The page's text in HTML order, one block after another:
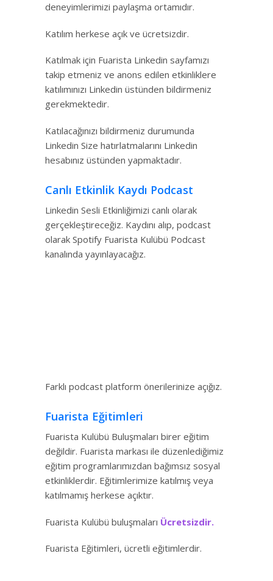
deneyimlerimizi paylaşma ortamıdır.
Katılım herkese açık ve ücretsizdir.
Katılmak için Fuarista Linkedin sayfamızı
takip etmeniz ve anons edilen etkinliklere
katılımınızı Linkedin üstünden bildirmeniz
gerekmektedir.
Katılacağınızı bildirmeniz durumunda
Linkedin Size hatırlatmalarını Linkedin
hesabınız üstünden yapmaktadır.
Canlı Etkinlik Kaydı Podcast
Linkedin Sesli Etkinliğimizi canlı olarak
gerçekleştireceğiz. Kaydını alıp, podcast
olarak Spotify Fuarista Kulübü Podcast
kanalında yayınlayacağız.
Farklı podcast platform önerilerinize açığız.
Fuarista Eğitimleri
Fuarista Kulübü Buluşmaları birer eğitim
değildir. Fuarista markası ile düzenlediğimiz
eğitim programlarımızdan bağımsız sosyal
etkinliklerdir. Eğitimlerimize katılmış veya
katılmamış herkese açıktır.
Fuarista Kulübü buluşmaları Ücretsizdir.
Fuarista Eğitimleri, ücretli eğitimlerdir.